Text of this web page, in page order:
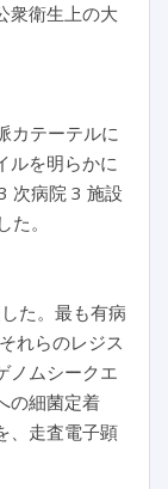
衆衛生上の大
カテーテルに
ルを明らかに
次病院 3 施設
。
た。最も有病
れらのレジス
ノムシークエ
の細菌定着
、走査電子顕